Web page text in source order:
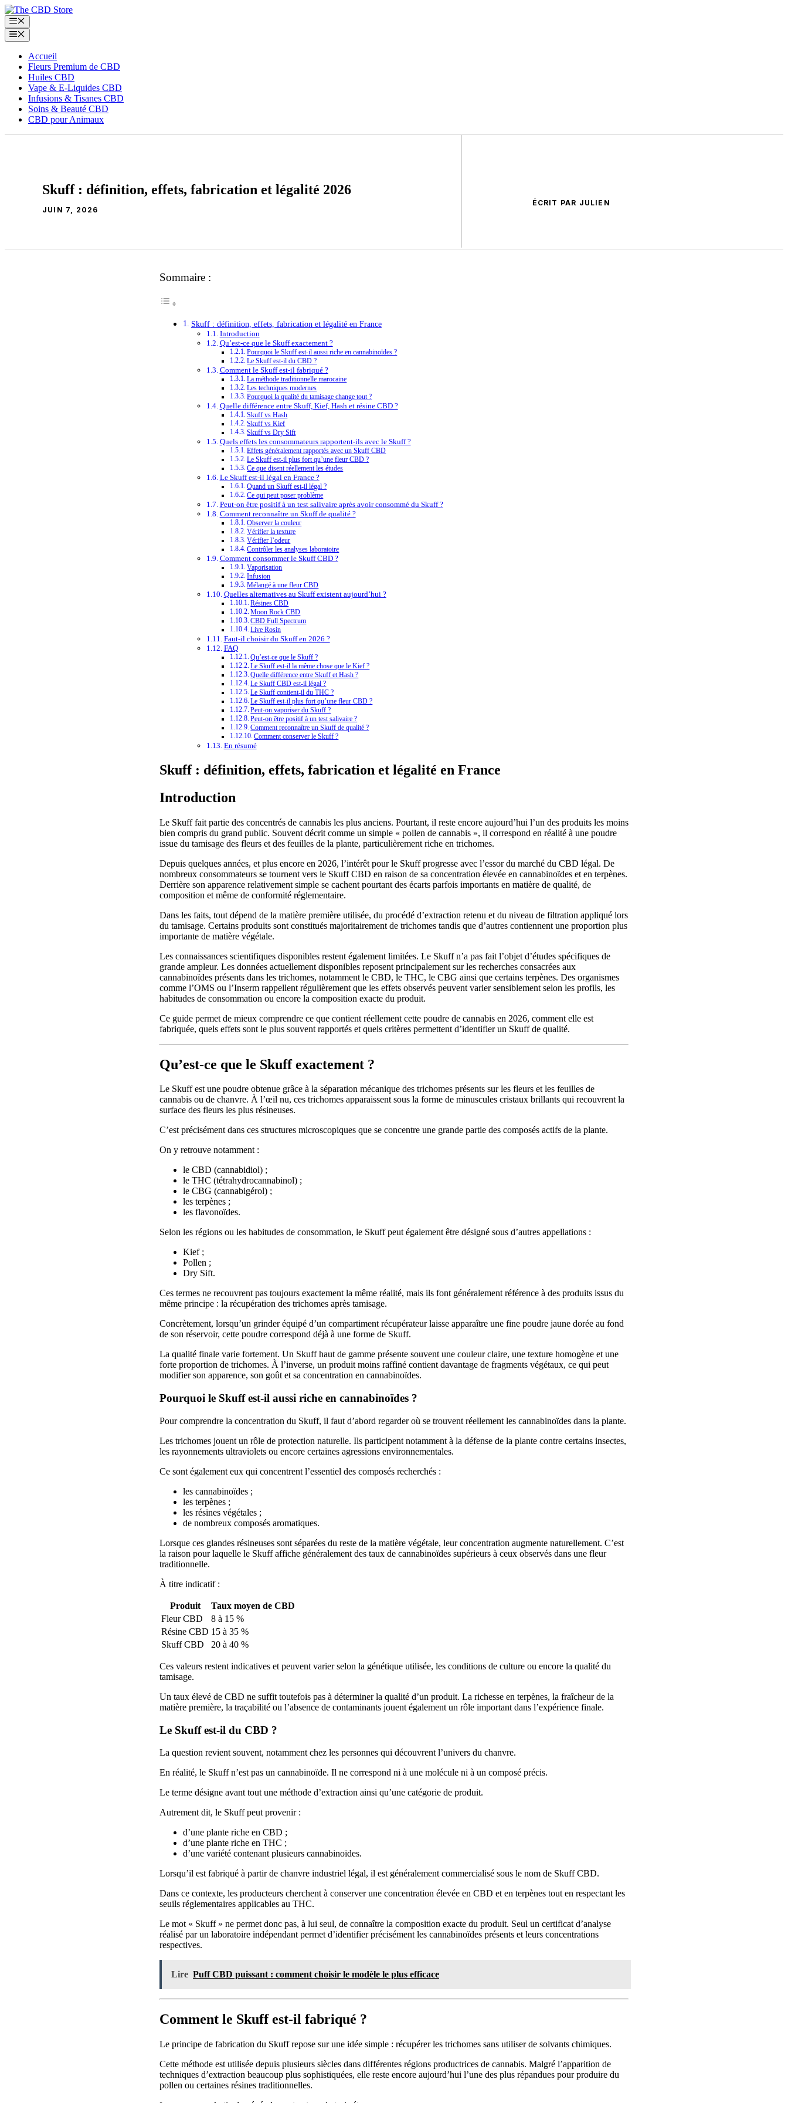
Aller
au
contenu
Menu
Menu
Accueil
Fleurs Premium de CBD
Huiles CBD
Vape & E‑Liquides CBD
Infusions & Tisanes CBD
Soins & Beauté CBD
CBD pour Animaux
Skuff : définition, effets, fabrication et légalité 2026
JUIN 7, 2026
ÉCRIT PAR JULIEN
Sommaire :
Skuff : définition, effets, fabrication et légalité en France
Introduction
Qu’est-ce que le Skuff exactement ?
Pourquoi le Skuff est-il aussi riche en cannabinoïdes ?
Le Skuff est-il du CBD ?
Comment le Skuff est-il fabriqué ?
La méthode traditionnelle marocaine
Les techniques modernes
Pourquoi la qualité du tamisage change tout ?
Quelle différence entre Skuff, Kief, Hash et résine CBD ?
Skuff vs Hash
Skuff vs Kief
Skuff vs Dry Sift
Quels effets les consommateurs rapportent-ils avec le Skuff ?
Effets généralement rapportés avec un Skuff CBD
Le Skuff est-il plus fort qu’une fleur CBD ?
Ce que disent réellement les études
Le Skuff est-il légal en France ?
Quand un Skuff est-il légal ?
Ce qui peut poser problème
Peut-on être positif à un test salivaire après avoir consommé du Skuff ?
Comment reconnaître un Skuff de qualité ?
Observer la couleur
Vérifier la texture
Vérifier l’odeur
Contrôler les analyses laboratoire
Comment consommer le Skuff CBD ?
Vaporisation
Infusion
Mélangé à une fleur CBD
Quelles alternatives au Skuff existent aujourd’hui ?
Résines CBD
Moon Rock CBD
CBD Full Spectrum
Live Rosin
Faut-il choisir du Skuff en 2026 ?
FAQ
Qu’est-ce que le Skuff ?
Le Skuff est-il la même chose que le Kief ?
Quelle différence entre Skuff et Hash ?
Le Skuff CBD est-il légal ?
Le Skuff contient-il du THC ?
Le Skuff est-il plus fort qu’une fleur CBD ?
Peut-on vaporiser du Skuff ?
Peut-on être positif à un test salivaire ?
Comment reconnaître un Skuff de qualité ?
Comment conserver le Skuff ?
En résumé
Skuff : définition, effets, fabrication et légalité en France
Introduction
Le Skuff fait partie des concentrés de cannabis les plus anciens. Pourtant, il reste encore aujourd’hui l’un des produits les moins
bien compris du grand public. Souvent décrit comme un simple « pollen de cannabis », il correspond en réalité à une poudre
issue du tamisage des fleurs et des feuilles de la plante, particulièrement riche en trichomes.
Depuis quelques années, et plus encore en 2026, l’intérêt pour le Skuff progresse avec l’essor du marché du CBD légal. De
nombreux consommateurs se tournent vers le Skuff CBD en raison de sa concentration élevée en cannabinoïdes et en terpènes.
Derrière son apparence relativement simple se cachent pourtant des écarts parfois importants en matière de qualité, de
composition et même de conformité réglementaire.
Dans les faits, tout dépend de la matière première utilisée, du procédé d’extraction retenu et du niveau de filtration appliqué lors
du tamisage. Certains produits sont constitués majoritairement de trichomes tandis que d’autres contiennent une proportion plus
importante de matière végétale.
Les connaissances scientifiques disponibles restent également limitées. Le Skuff n’a pas fait l’objet d’études spécifiques de
grande ampleur. Les données actuellement disponibles reposent principalement sur les recherches consacrées aux
cannabinoïdes présents dans les trichomes, notamment le CBD, le THC, le CBG ainsi que certains terpènes. Des organismes
comme l’OMS ou l’Inserm rappellent régulièrement que les effets observés peuvent varier sensiblement selon les profils, les
habitudes de consommation ou encore la composition exacte du produit.
Ce guide permet de mieux comprendre ce que contient réellement cette poudre de cannabis en 2026, comment elle est
fabriquée, quels effets sont le plus souvent rapportés et quels critères permettent d’identifier un Skuff de qualité.
Qu’est-ce que le Skuff exactement ?
Le Skuff est une poudre obtenue grâce à la séparation mécanique des trichomes présents sur les fleurs et les feuilles de
cannabis ou de chanvre. À l’œil nu, ces trichomes apparaissent sous la forme de minuscules cristaux brillants qui recouvrent la
surface des fleurs les plus résineuses.
C’est précisément dans ces structures microscopiques que se concentre une grande partie des composés actifs de la plante.
On y retrouve notamment :
le CBD (cannabidiol) ;
le THC (tétrahydrocannabinol) ;
le CBG (cannabigérol) ;
les terpènes ;
les flavonoïdes.
Selon les régions ou les habitudes de consommation, le Skuff peut également être désigné sous d’autres appellations :
Kief ;
Pollen ;
Dry Sift.
Ces termes ne recouvrent pas toujours exactement la même réalité, mais ils font généralement référence à des produits issus du
même principe : la récupération des trichomes après tamisage.
Concrètement, lorsqu’un grinder équipé d’un compartiment récupérateur laisse apparaître une fine poudre jaune dorée au fond
de son réservoir, cette poudre correspond déjà à une forme de Skuff.
La qualité finale varie fortement. Un Skuff haut de gamme présente souvent une couleur claire, une texture homogène et une
forte proportion de trichomes. À l’inverse, un produit moins raffiné contient davantage de fragments végétaux, ce qui peut
modifier son apparence, son goût et sa concentration en cannabinoïdes.
Pourquoi le Skuff est-il aussi riche en cannabinoïdes ?
Pour comprendre la concentration du Skuff, il faut d’abord regarder où se trouvent réellement les cannabinoïdes dans la plante.
Les trichomes jouent un rôle de protection naturelle. Ils participent notamment à la défense de la plante contre certains insectes,
les rayonnements ultraviolets ou encore certaines agressions environnementales.
Ce sont également eux qui concentrent l’essentiel des composés recherchés :
les cannabinoïdes ;
les terpènes ;
les résines végétales ;
de nombreux composés aromatiques.
Lorsque ces glandes résineuses sont séparées du reste de la matière végétale, leur concentration augmente naturellement. C’est
la raison pour laquelle le Skuff affiche généralement des taux de cannabinoïdes supérieurs à ceux observés dans une fleur
traditionnelle.
À titre indicatif :
Produit
Taux moyen de CBD
Fleur CBD
8 à 15 %
Résine CBD 15 à 35 %
Skuff CBD
20 à 40 %
Ces valeurs restent indicatives et peuvent varier selon la génétique utilisée, les conditions de culture ou encore la qualité du
tamisage.
Un taux élevé de CBD ne suffit toutefois pas à déterminer la qualité d’un produit. La richesse en terpènes, la fraîcheur de la
matière première, la traçabilité ou l’absence de contaminants jouent également un rôle important dans l’expérience finale.
Le Skuff est-il du CBD ?
La question revient souvent, notamment chez les personnes qui découvrent l’univers du chanvre.
En réalité, le Skuff n’est pas un cannabinoïde. Il ne correspond ni à une molécule ni à un composé précis.
Le terme désigne avant tout une méthode d’extraction ainsi qu’une catégorie de produit.
Autrement dit, le Skuff peut provenir :
d’une plante riche en CBD ;
d’une plante riche en THC ;
d’une variété contenant plusieurs cannabinoïdes.
Lorsqu’il est fabriqué à partir de chanvre industriel légal, il est généralement commercialisé sous le nom de Skuff CBD.
Dans ce contexte, les producteurs cherchent à conserver une concentration élevée en CBD et en terpènes tout en respectant les
seuils réglementaires applicables au THC.
Le mot « Skuff » ne permet donc pas, à lui seul, de connaître la composition exacte du produit. Seul un certificat d’analyse
réalisé par un laboratoire indépendant permet d’identifier précisément les cannabinoïdes présents et leurs concentrations
respectives.
Lire Puff CBD puissant : comment choisir le modèle le plus efficace
Comment le Skuff est-il fabriqué ?
Le principe de fabrication du Skuff repose sur une idée simple : récupérer les trichomes sans utiliser de solvants chimiques.
Cette méthode est utilisée depuis plusieurs siècles dans différentes régions productrices de cannabis. Malgré l’apparition de
techniques d’extraction beaucoup plus sophistiquées, elle reste encore aujourd’hui l’une des plus répandues pour produire du
pollen ou certaines résines traditionnelles.